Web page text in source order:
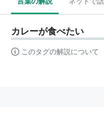
カレーが食べたい
このタグの解説について